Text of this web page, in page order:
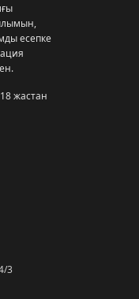
есепке
жастан
3